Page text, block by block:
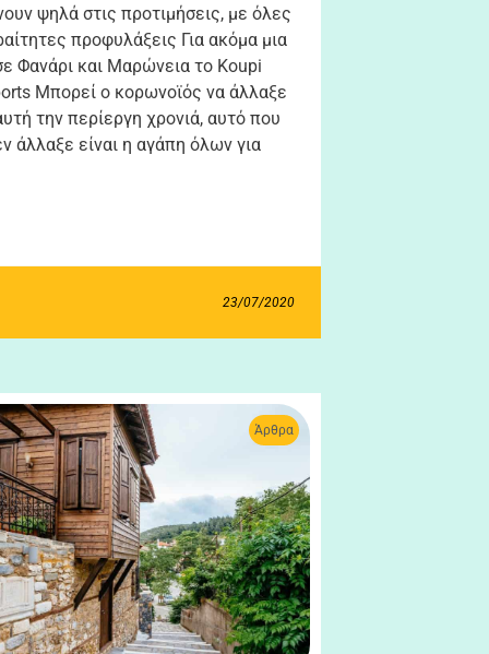
ψηλά στις προτιμήσεις, με όλες
προφυλάξεις Για ακόμα μια
Φανάρι και Μαρώνεια το Koupi
Μπορεί ο κορωνοϊός να άλλαξε
την περίεργη χρονιά, αυτό που
άλλαξε είναι η αγάπη όλων για
23/07/2020
Άρθρα